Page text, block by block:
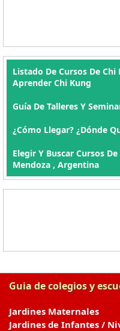
Listado De Cursos De
Aprender Chi Kung
Guía De Talleres Y
¿Cómo Llegar? ¿Dónde
Elegir Y Buscar Cursos
Mendoza , Argentina
Guia de colegios y
Jardines Maternales
Jardines de Infantes /